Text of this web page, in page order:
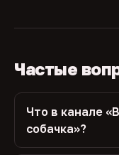
Частые
Что в канале
собачка»?